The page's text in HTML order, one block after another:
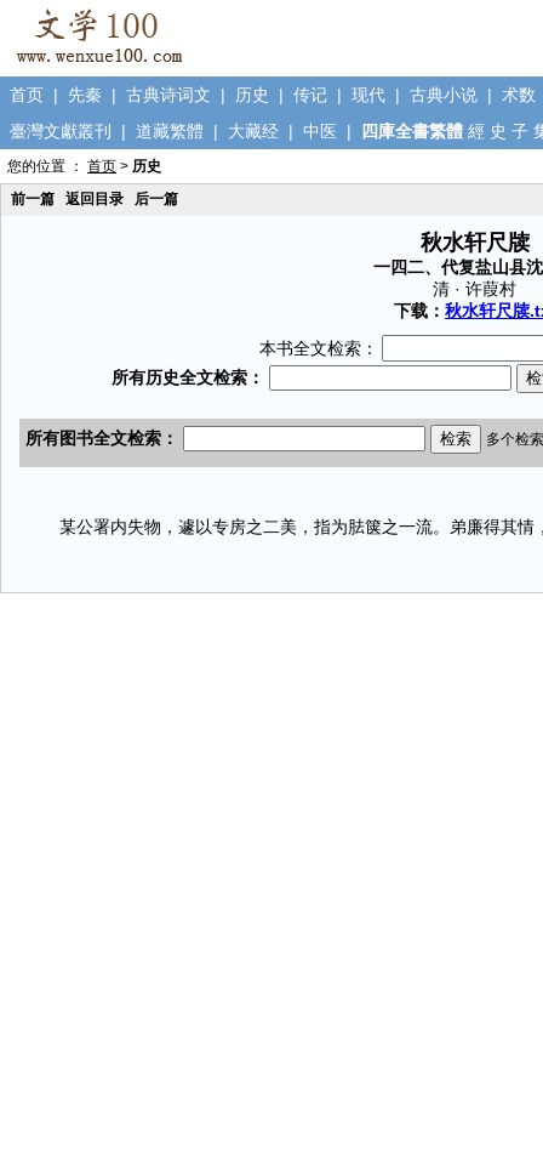
首页 | 先秦 | 古典诗词文 | 历史 | 传记 | 现代 | 古典小说 | 术数
臺灣文獻叢刊
| 道藏繁體 | 大藏经 | 中医 | 四庫全書繁體 經 史 子
您的位置 ： 首页 > 历史
前一篇
返回目录 后一篇
秋水轩尺牍
一四二、代复盐山县
清 · 许葭村
下载： 秋水轩尺牍
本书全文检索：
某公署内失物，遽以专房之二美，指为胠箧之一流。弟廉得其情